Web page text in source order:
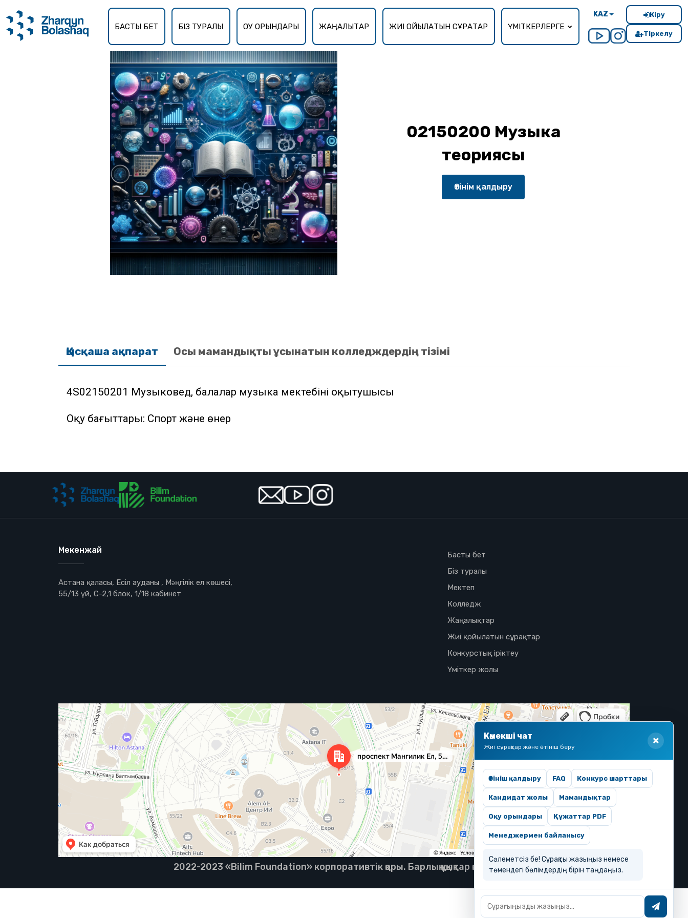
KAZ Кіру
Тіркелу
БАСТЫ БЕТ БІЗ ТУРАЛЫ ОҚУ ОРЫНДАРЫ ЖАҢАЛЫҚТАР ЖИІ ҚОЙЫЛАТЫН СҰРАҚТАР ҮМІТКЕРЛЕРГЕ
02150200 Музыка
теориясы
Өтінім қалдыру
Қысқаша ақпарат Осы мамандықты ұсынатын колледждердің тізімі
4S02150201 Музыковед, балалар музыка мектебінің оқытушысы
Оқу бағыттары: Спорт және өнер
Мекенжай
Астана қаласы, Есіл ауданы , Мəңгілік ел көшесі,
55/13 үй, С-2,1 блок, 1/18 кабинет
Басты бет
Біз туралы
Мектеп
Колледж
Жаңалықтар
Жиі қойылатын сұрақтар
Конкурстық іріктеу
Үміткер жолы
2022-2023 «Bilim Foundation» корпоративтік қоры. Барлық құқықтар қорғалған
Көмекші чат
Жиі сұрақтар және өтініш беру
Өтініш қалдыру FAQ Конкурс шарттары
Кандидат жолы Мамандықтар
Оқу орындары Құжаттар PDF
Менеджермен байланысу
Сәлеметсіз бе! Сұрақты жазыңыз немесе
төмендегі бөлімдердің бірін таңдаңыз.